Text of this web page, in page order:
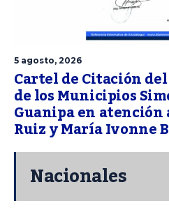
5 agosto, 2026
Cartel de Citación
de los Municipios
Guanipa en atención
Ruiz y María Ivonne
Nacionales